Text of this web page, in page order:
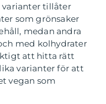
varianter tillåter
som grönsaker
medan andra
med kolhydrater
att hitta rätt
varianter för att
vegan som